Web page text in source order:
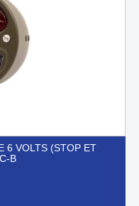
6 VOLTS (STOP ET
B